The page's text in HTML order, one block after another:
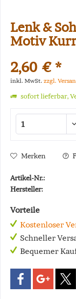
Lenk &
Motiv
2,60 € *
inkl. MwSt. zzgl.
sofort lieferbar,
Merken
Artikel-Nr.:
Hersteller:
Vorteile
Kostenloser
Schneller
Bequemer